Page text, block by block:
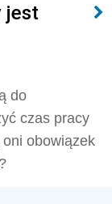
jest
do
czas pracy
obowiązek